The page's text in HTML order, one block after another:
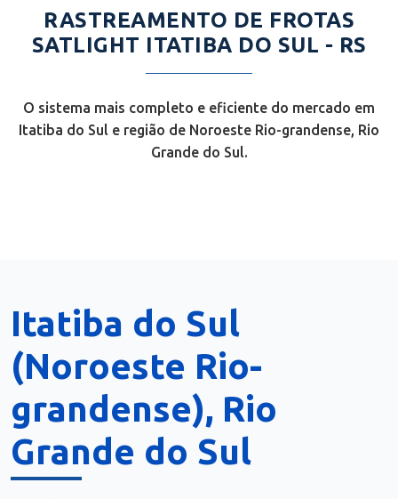
RASTREAMENTO DE FROTAS
SATLIGHT ITATIBA DO SUL - RS
O sistema mais completo e eficiente do mercado em
Itatiba do Sul e região de Noroeste Rio-grandense, Rio
Grande do Sul.
Itatiba do Sul
(Noroeste Rio-
grandense), Rio
Grande do Sul